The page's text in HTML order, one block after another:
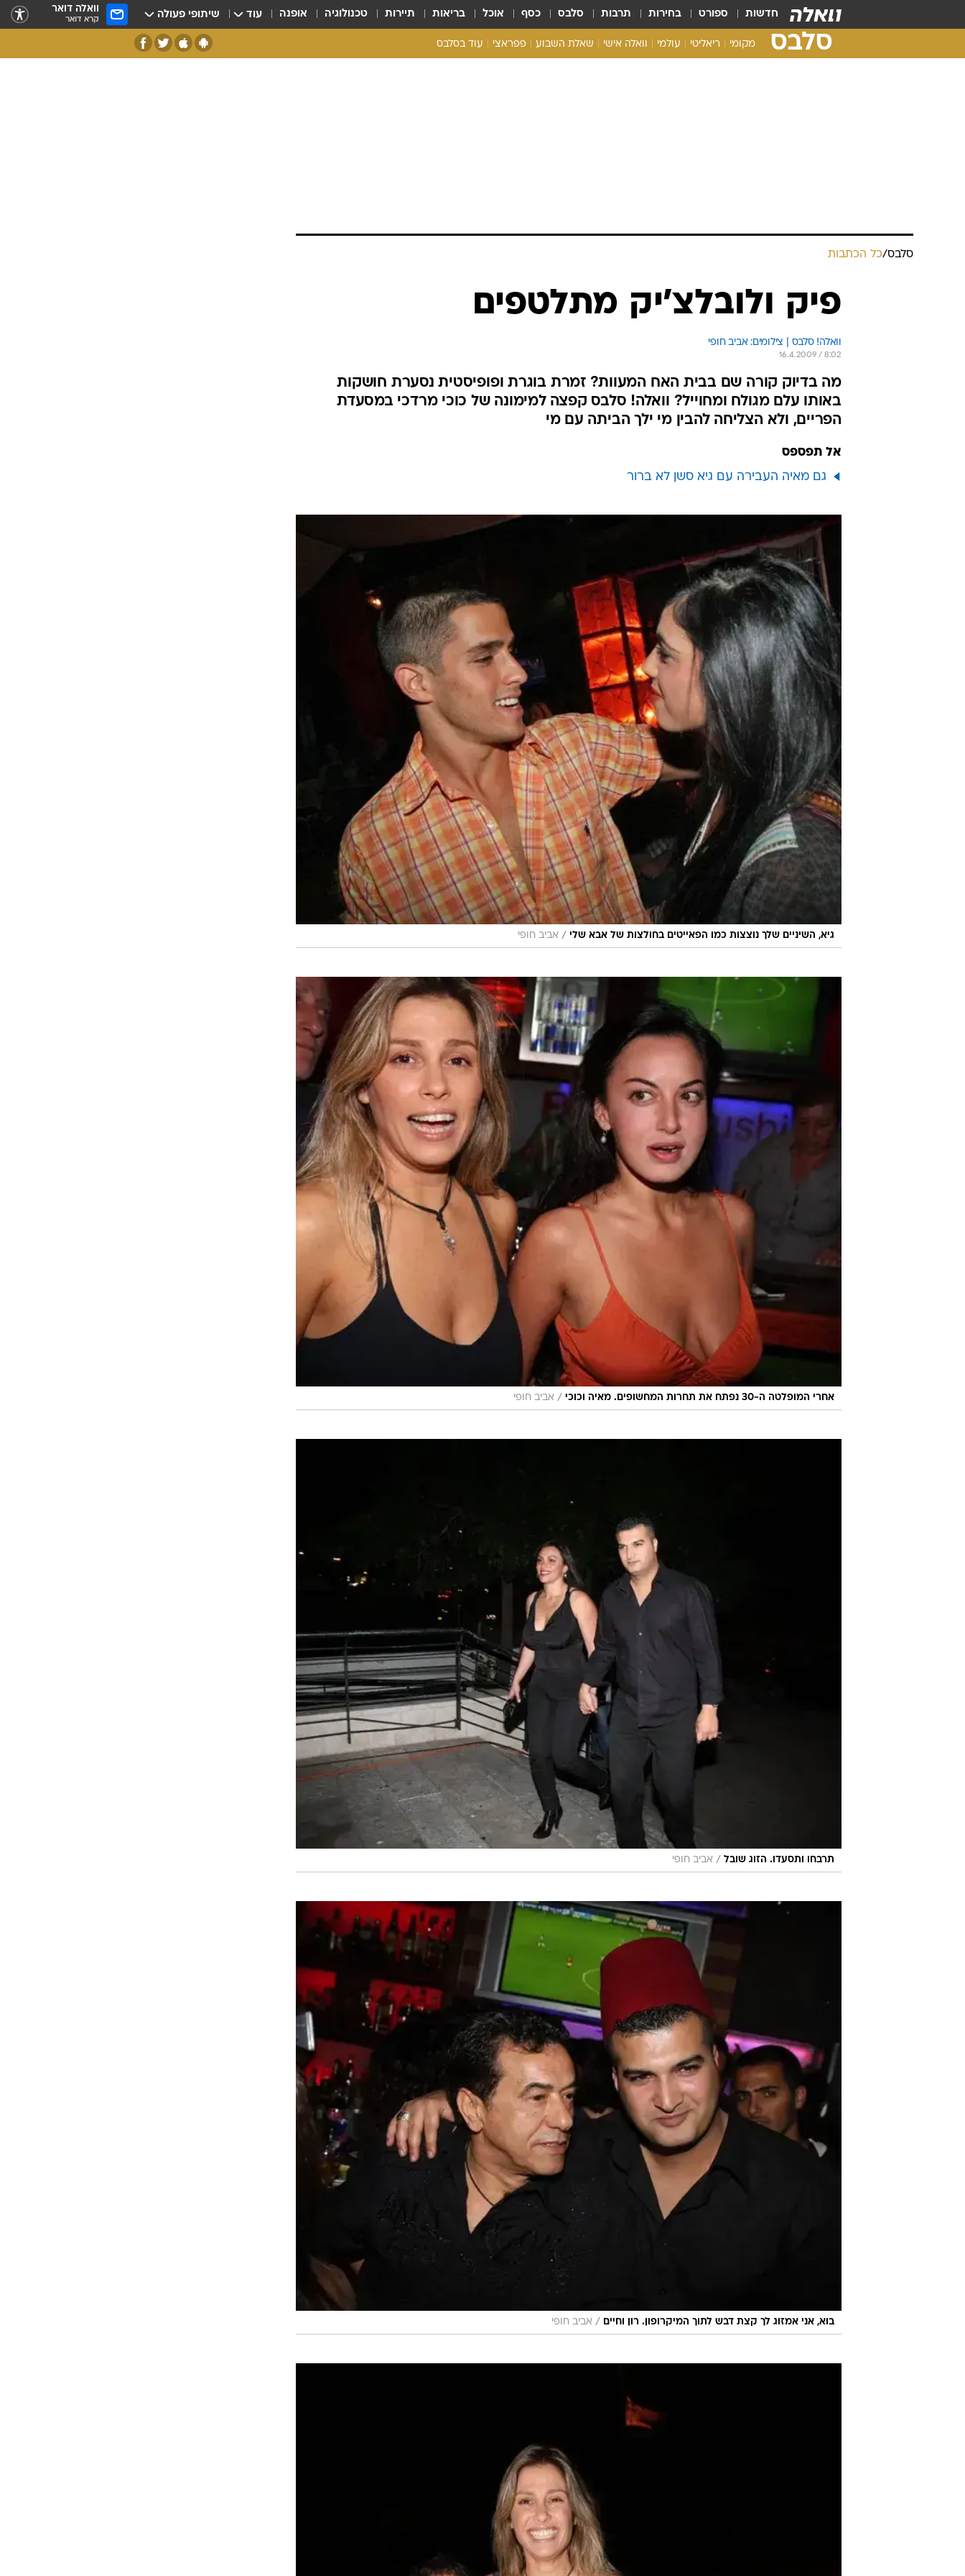
חדשות ספורט בחירות תרבות סלבס כסף אוכל בריאות תיירות טכנולוגיה אופנה עוד שיתופי פעולה וואלה דואר
קרא דואר
סלבס מקומי ריאליטי עולמי וואלה אישי שאלת השבוע פפראצי עוד בסלבס
סלבס/כל הכתבות
פיק ולובלצ'יק מתלטפים
וואלה! סלבס | צילומים: אביב חופי
16.4.2009 / 8:02
מה בדיוק קורה שם בבית האח המעוות? זמרת בוגרת ופופיסטית נסערת חושקות
באותו עלם מגולח ומחוייל? וואלה! סלבס קפצה למימונה של כוכי מרדכי במסעדת
הפריים, ולא הצליחה להבין מי ילך הביתה עם מי
אל תפספס
גם מאיה העבירה עם גיא סשן לא ברור
גיא, השיניים שלך נוצצות כמו הפאייטים בחולצות של אבא שלי / אביב חופי
אחרי המופלטה ה-30 נפתח את תחרות המחשופים. מאיה וכוכי / אביב חופי
תרבחו ותסעדו. הזוג שובל / אביב חופי
בוא, אני אמזוג לך קצת דבש לתוך המיקרופון. רון וחיים / אביב חופי